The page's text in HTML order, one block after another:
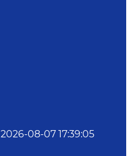
2026-08-07 17:39:05